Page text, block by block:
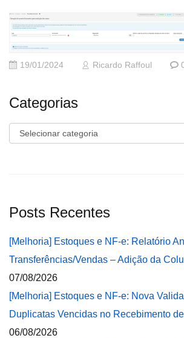
19/01/2024 Ricardo Raffoul
Categorias
Categorias
Posts Recentes
[Melhoria] Estoques e NF-e: Relatório
Transferências/Vendas – Adição da
07/08/2026
[Melhoria] Estoques e NF-e: Nova
Duplicatas Vencidas no Recebimento
06/08/2026